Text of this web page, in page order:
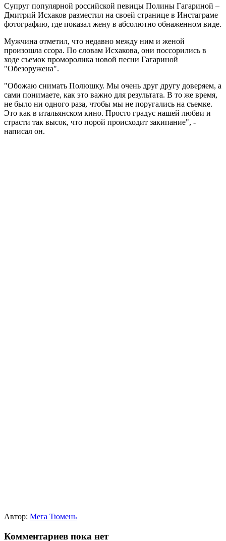
Супруг популярной российской певицы Полины Гагариной –
Дмитрий Исхаков разместил на своей странице в Инстаграме
фотографию, где показал жену в абсолютно обнаженном виде.
Мужчина отметил, что недавно между ним и женой
произошла ссора. По словам Исхакова, они поссорились в
ходе съемок проморолика новой песни Гагариной
"Обезоружена".
"Обожаю снимать Полюшку. Мы очень друг другу доверяем, а
сами понимаете, как это важно для результата. В то же время,
не было ни одного раза, чтобы мы не поругались на съемке.
Это как в итальянском кино. Просто градус нашей любви и
страсти так высок, что порой происходит закипание", -
написал он.
Автор: Мега Тюмень
Комментариев пока нет